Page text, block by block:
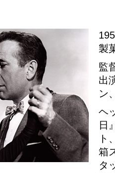
製
監
出
ン
ヘ
日
ト
箱
タ